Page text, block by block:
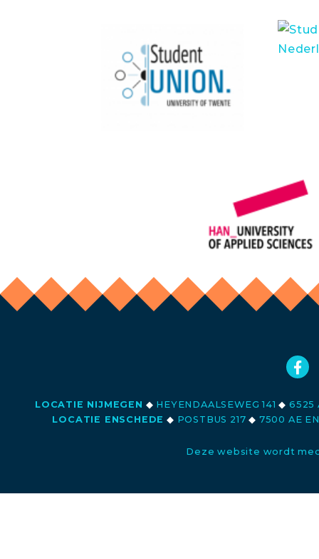
LOCATIE NIJMEGEN ◆ HEYENDAALSEWEG 141◆ 6525
LOCATIE ENSCHEDE ◆ POSTBUS 217◆ 7500 AE
Deze website wordt